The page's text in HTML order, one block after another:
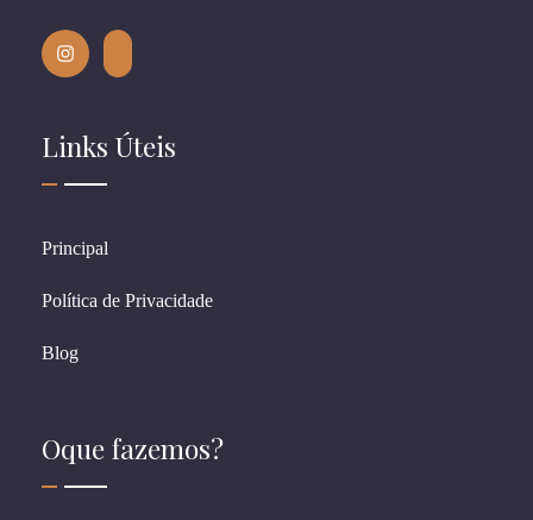
Links Úteis
Principal
Política de Privacidade
Blog
Oque fazemos?